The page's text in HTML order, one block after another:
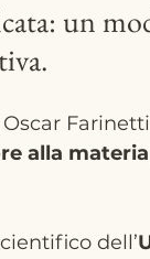
un
alla
dell’